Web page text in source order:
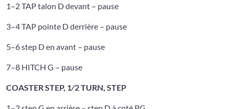
1–2 TAP talon D devant – pause
3–4 TAP pointe D derrière – pause
5–6 step D en avant – pause
7–8 HITCH G – pause
COASTER STEP, 1⁄2 TURN, STEP